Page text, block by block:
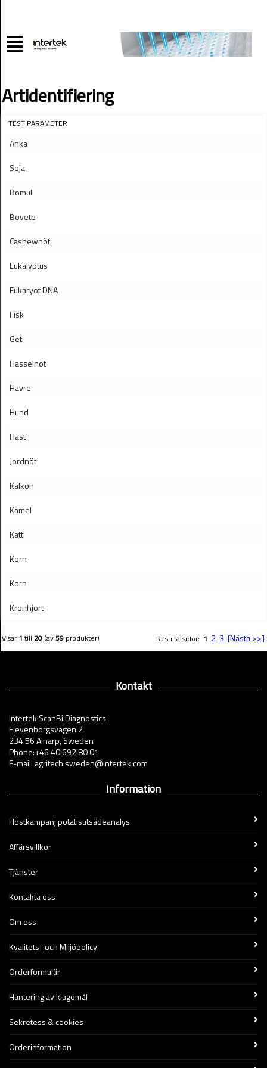
Artidentifiering
TEST PARAMETER
Anka
Soja
Bomull
Bovete
Cashewnöt
Eukalyptus
Eukaryot DNA
Fisk
Get
Hasselnöt
Havre
Hund
Häst
Jordnöt
Kalkon
Kamel
Katt
Korn
Korn
Kronhjort
Visar1 till 20 (av59 produkter) Resultatsidor: 1 2 3 [Nästa >>]
Kontakt
Intertek ScanBi Diagnostics
Elevenborgsvägen 2
234 56 Alnarp, Sweden
Phone:+46 40 692 80 01
E-mail: agritech.sweden@intertek.com
Information
Höstkampanj potatisutsädeanalys
Affärsvillkor
Tjänster
Kontakta oss
Om oss
Kvalitets- och Miljöpolicy
Orderformulär
Hantering av klagomål
Sekretess & cookies
Orderinformation